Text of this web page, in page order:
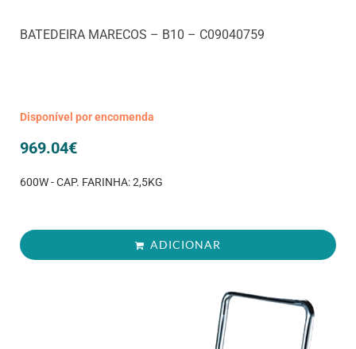
BATEDEIRA MARECOS – B10 – C09040759
Disponível por encomenda
969.04€
600W - CAP. FARINHA: 2,5KG
ADICIONAR